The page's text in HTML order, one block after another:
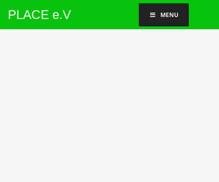
PLACE e.V MENU